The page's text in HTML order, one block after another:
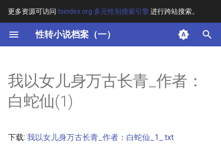
更多资源可访问 tsindex.org 多元性别搜索引擎进行跨站搜索。
性转小说档案（一）
键
开
始
索
其他信息 [Processed Page
Metadata]
我以女儿身万古长青_作者：
白蛇仙(1)
下载: 我以女儿身万古长青_作者：白蛇仙_1_.txt